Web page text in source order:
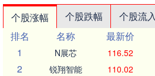
个股涨幅 个股跌幅 个股流入
排名
名称 最新价
1
N展芯 116.52
2 锐翔智能 110.02